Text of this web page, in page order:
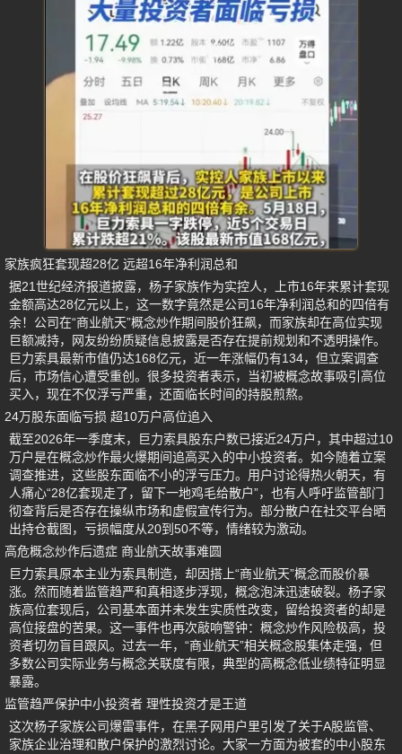
家族疯狂套现超28亿 远超16年净利润总和
据21世纪经济报道披露，杨子家族作为实控人，上市16年来累计套现
金额高达28亿元以上，这一数字竟然是公司16年净利润总和的四倍有
余！公司在“商业航天”概念炒作期间股价狂飙，而家族却在高位实现
巨额减持，网友纷纷质疑信息披露是否存在提前规划和不透明操作。
巨力索具最新市值仍达168亿元，近一年涨幅仍有134，但立案调查
后，市场信心遭受重创。很多投资者表示，当初被概念故事吸引高位
买入，现在不仅浮亏严重，还面临长时间的持股煎熬。
24万股东面临亏损 超10万户高位追入
截至2026年一季度末，巨力索具股东户数已接近24万户，其中超过10
万户是在概念炒作最火爆期间追高买入的中小投资者。如今随着立案
调查推进，这些股东面临不小的浮亏压力。用户讨论得热火朝天，有
人痛心“28亿套现走了，留下一地鸡毛给散户”，也有人呼吁监管部门
彻查背后是否存在操纵市场和虚假宣传行为。部分散户在社交平台晒
出持仓截图，亏损幅度从20到50不等，情绪较为激动。
高危概念炒作后遗症 商业航天故事难圆
巨力索具原本主业为索具制造，却因搭上“商业航天”概念而股价暴
涨。然而随着监管趋严和真相逐步浮现，概念泡沫迅速破裂。杨子家
族高位套现后，公司基本面并未发生实质性改变，留给投资者的却是
高位接盘的苦果。这一事件也再次敲响警钟：概念炒作风险极高，投
资者切勿盲目跟风。过去一年，“商业航天”相关概念股集体走强，但
多数公司实际业务与概念关联度有限，典型的高概念低业绩特征明显
暴露。
监管趋严保护中小投资者 理性投资才是王道
这次杨子家族公司爆雷事件，在黑子网用户里引发了关于A股监管、
家族企业治理和散户保护的激烈讨论。大家一方面为被套的中小股东